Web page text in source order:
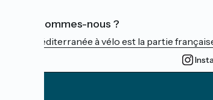
Qui sommes-nous ?
La Méditerranée à vélo est la partie